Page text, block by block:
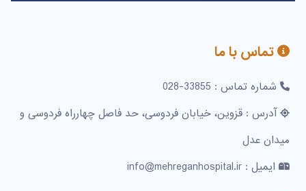
تماس با ما
شماره تماس : 33855-028
آدرس : قزوین، خیابان فردوسی، حد فاصل چهارراه فردوسی و
میدان عدل
ایمیل : info@mehreganhospital.ir